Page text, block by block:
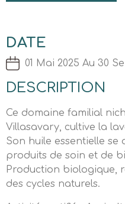
DATE
01 Mai 2025 Au 30
DESCRIPTION
Ce domaine familial
Villasavary, cultive la
Son huile essentielle se
produits de soin et de
Production biologique,
des cycles naturels.